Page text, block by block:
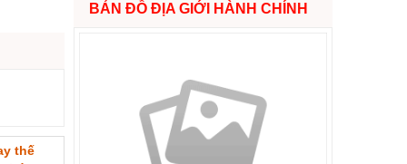
thế
BẢN ĐỒ ĐỊA GIỚI HÀNH CHÍNH